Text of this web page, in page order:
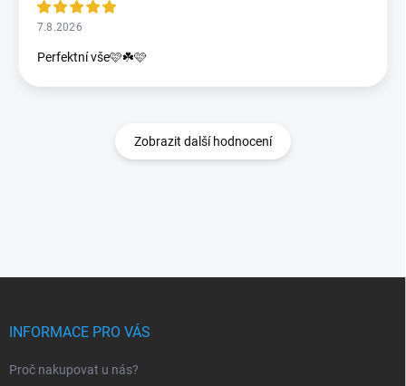
7.8.2026
Perfektní vše🩷☘️🩷
Zobrazit další hodnocení
INFORMACE PRO VÁS
Proč nakupovat u nás?